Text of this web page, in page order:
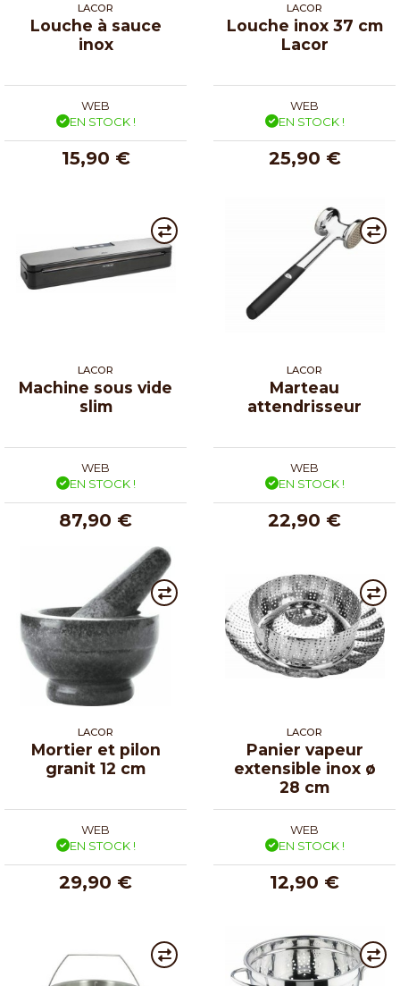
LACOR
Louche à sauce
inox
WEB
EN STOCK !
15,90 €
LACOR
Louche inox 37 cm
Lacor
WEB
EN STOCK !
25,90 €
LACOR
Machine sous vide
slim
WEB
EN STOCK !
87,90 €
LACOR
Marteau
attendrisseur
WEB
EN STOCK !
22,90 €
LACOR
Mortier et pilon
granit 12 cm
WEB
EN STOCK !
29,90 €
LACOR
Panier vapeur
extensible inox ø
28 cm
WEB
EN STOCK !
12,90 €